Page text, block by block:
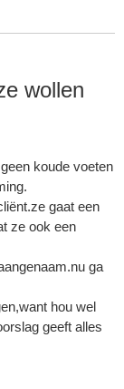
wollen
koude voeten
gaat een
ze ook een
ga
hou wel
geeft alles